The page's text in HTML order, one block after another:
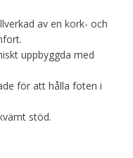
av en kork- och
uppbyggda med
för att hålla foten i
stöd.